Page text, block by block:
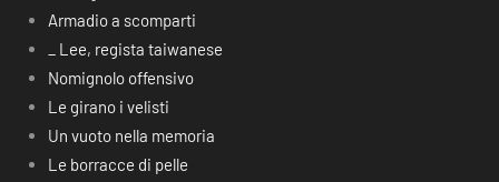
Armadio a scomparti
_ Lee, regista taiwanese
Nomignolo offensivo
Le girano i velisti
Un vuoto nella memoria
Le borracce di pelle